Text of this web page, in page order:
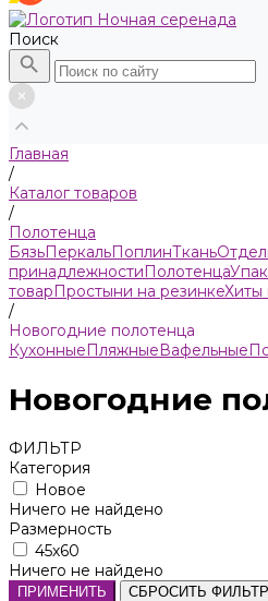
Поиск
Главная
/
Каталог товаров
/
Полотенца
БязьПeркaльПоплинТкань
принадлежностиПолотенца
товарПростыни на резинкеХиты
/
Новогодние полотенца
КухонныеПляжныеВафельные
Новогодние
ФИЛЬТР
Категория
Новое
Ничего не найдено
Размерность
45х60
Ничего не найдено
ПРИМЕНИТЬ СБРОСИТЬ ФИЛЬТР